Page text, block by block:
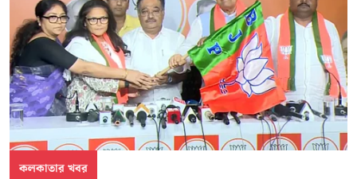
কলকাতার খবর